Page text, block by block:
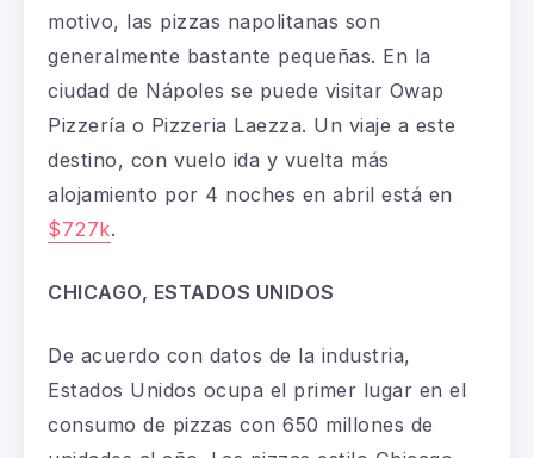
motivo, las pizzas napolitanas son
generalmente bastante pequeñas. En la
ciudad de Nápoles se puede visitar Owap
Pizzería o Pizzeria Laezza. Un viaje a este
destino, con vuelo ida y vuelta más
alojamiento por 4 noches en abril está en
$727k.
CHICAGO, ESTADOS UNIDOS
De acuerdo con datos de la industria,
Estados Unidos ocupa el primer lugar en el
consumo de pizzas con 650 millones de